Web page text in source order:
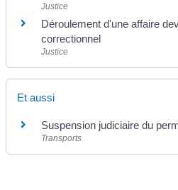
Justice
Déroulement d'une affaire
correctionnel
Justice
Et aussi
Suspension judiciaire du
Transports